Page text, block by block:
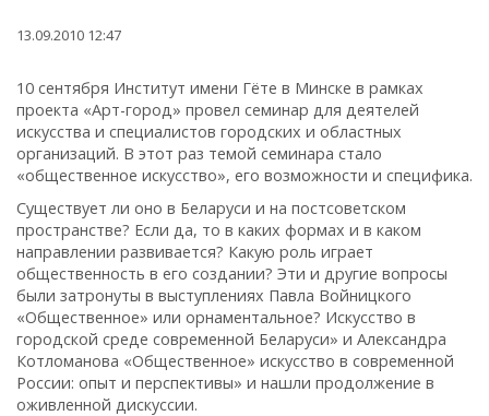
13.09.2010 12:47
10 сентября Институт имени Гёте в Минске в рамках
проекта «Арт-город» провел семинар для деятелей
искусства и специалистов городских и областных
организаций. В этот раз темой семинара стало
«общественное искусство», его возможности и специфика.
Существует ли оно в Беларуси и на постсоветском
пространстве? Если да, то в каких формах и в каком
направлении развивается? Какую роль играет
общественность в его создании? Эти и другие вопросы
были затронуты в выступлениях Павла Войницкого
«Общественное» или орнаментальное? Искусство в
городской среде современной Беларуси» и Александра
Котломанова «Общественное» искусство в современной
России: опыт и перспективы» и нашли продолжение в
оживленной дискуссии.